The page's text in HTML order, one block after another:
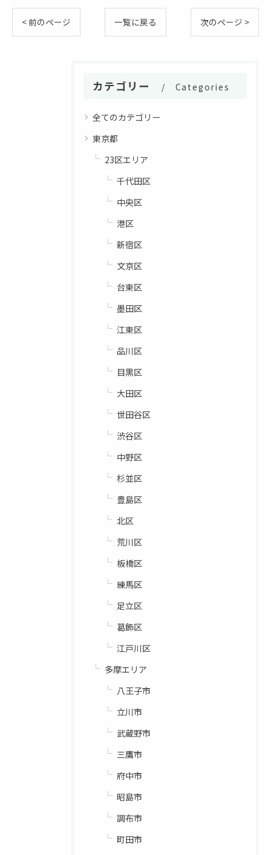
< 前のページ 一覧に戻る 次のページ >
カテゴリー Categories
全てのカテゴリー
東京都
23区エリア
千代田区
中央区
港区
新宿区
文京区
台東区
墨田区
江東区
品川区
目黒区
大田区
世田谷区
渋谷区
中野区
杉並区
豊島区
北区
荒川区
板橋区
練馬区
足立区
葛飾区
江戸川区
多摩エリア
八王子市
立川市
武蔵野市
三鷹市
府中市
昭島市
調布市
町田市